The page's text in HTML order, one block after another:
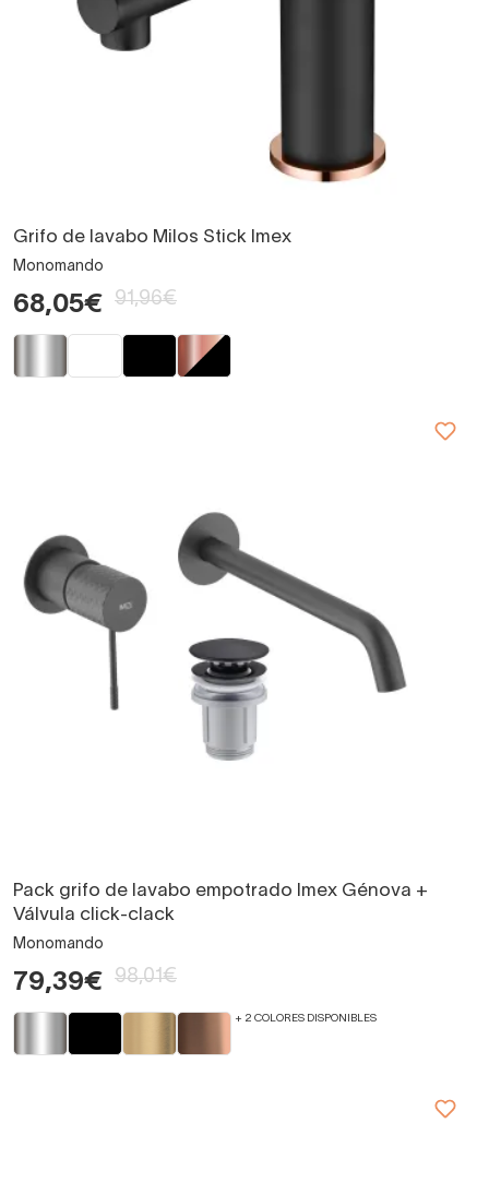
Grifo de lavabo Milos Stick Imex
Monomando
68,05€ 91,96€
Pack grifo de lavabo empotrado Imex Génova +
Válvula click-clack
Monomando
79,39€ 98,01€
+ 2 COLORES DISPONIBLES